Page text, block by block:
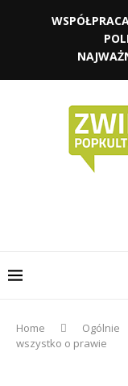
Home Ogólnie
wszystko o prawie